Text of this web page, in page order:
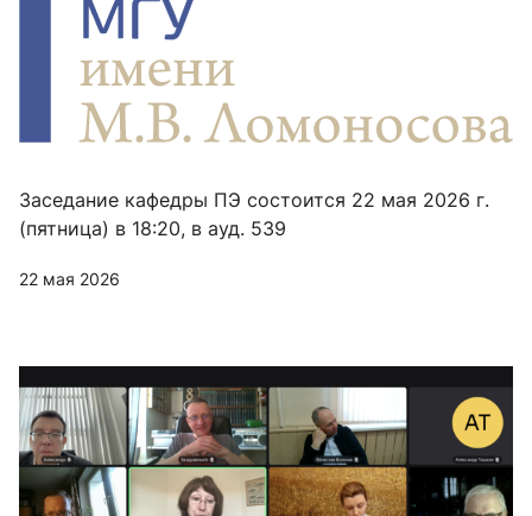
Заседание кафедры ПЭ состоится 22 мая 2026 г.
(пятница) в 18:20, в ауд. 539
22 мая 2026